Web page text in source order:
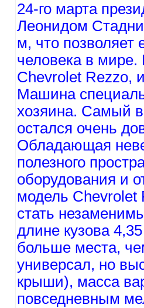
24-го марта
Леонидом
м, что позволяет
человека в
Chevrolet Rezzo,
Машина
хозяина. Самый
остался очень
Обладающая
полезного
оборудования и
модель Chevrolet
стать
длине кузова
больше места,
универсал, но
крыши), масса
повседневным